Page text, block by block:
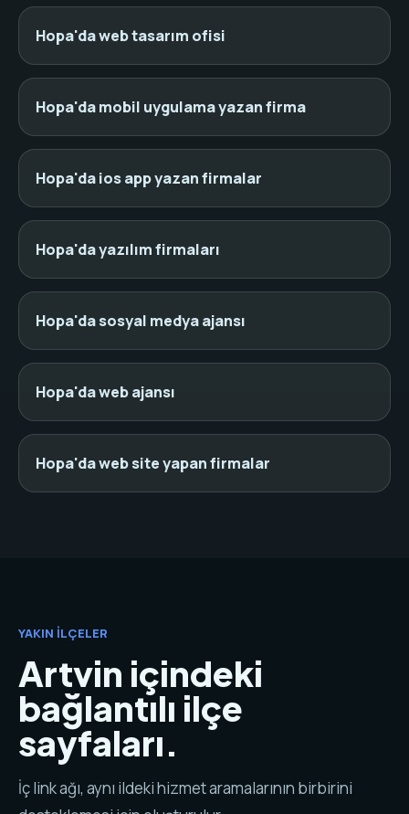
Hopa'da web tasarım ofisi
Hopa'da mobil uygulama yazan firma
Hopa'da ios app yazan firmalar
Hopa'da yazılım firmaları
Hopa'da sosyal medya ajansı
Hopa'da web ajansı
Hopa'da web site yapan firmalar
YAKIN İLÇELER
Artvin içindeki
bağlantılı ilçe
sayfaları.
İç link ağı, aynı ildeki hizmet aramalarının birbirini